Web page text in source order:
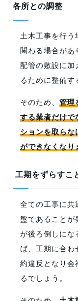
各所との調整
土木工事を行う
関わる場合があ
配管の敷設に
るために整備す
そのため、管理
する業者だけ
ションを取ら
ができなくなり
工期をずらすこ
全ての工事に
盤であることが
が後ろ倒しにな
ば、工期に合
約違反となり会
るでしょう。